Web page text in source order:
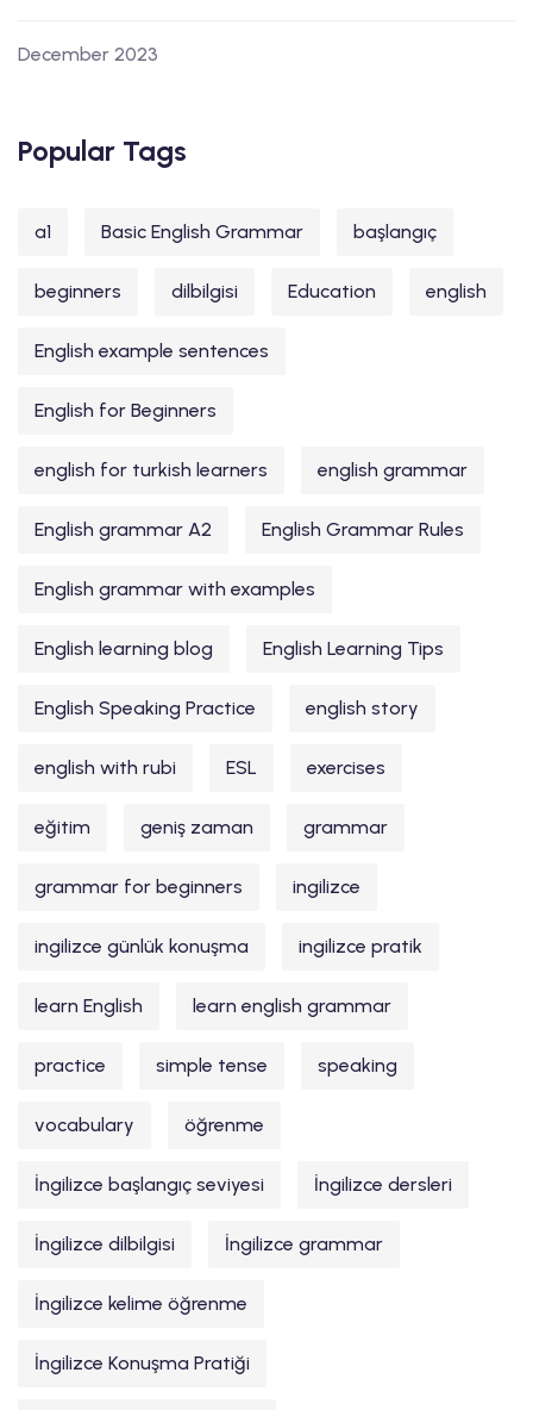
December 2023
Popular Tags
a1 Basic English Grammar başlangıç
beginners dilbilgisi Education english
English example sentences
English for Beginners
english for turkish learners english grammar
English grammar A2 English Grammar Rules
English grammar with examples
English learning blog English Learning Tips
English Speaking Practice english story
english with rubi ESL exercises
eğitim geniş zaman grammar
grammar for beginners ingilizce
ingilizce günlük konuşma ingilizce pratik
learn English learn english grammar
practice simple tense speaking
vocabulary öğrenme
İngilizce başlangıç seviyesi İngilizce dersleri
İngilizce dilbilgisi İngilizce grammar
İngilizce kelime öğrenme
İngilizce Konuşma Pratiği